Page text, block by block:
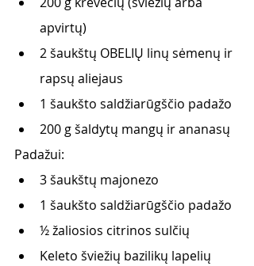
apvirtų)
2 šaukštų OBELIŲ linų sėmenų ir
rapsų aliejaus
1 šaukšto saldžiarūgščio padažo
200 g šaldytų mangų ir ananasų
Padažui:
3 šaukštų majonezo
1 šaukšto saldžiarūgščio padažo
½ žaliosios citrinos sulčių
Keleto šviežių bazilikų lapelių